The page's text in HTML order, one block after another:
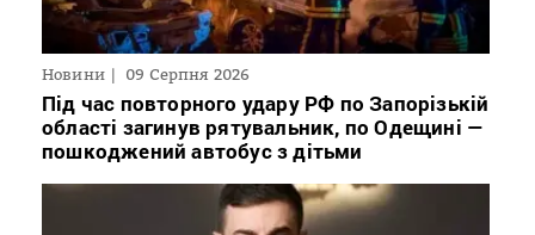
Новини 09 Серпня 2026
Під час повторного удару РФ по Запорізькій
області загинув рятувальник, по Одещині —
пошкоджений автобус з дітьми